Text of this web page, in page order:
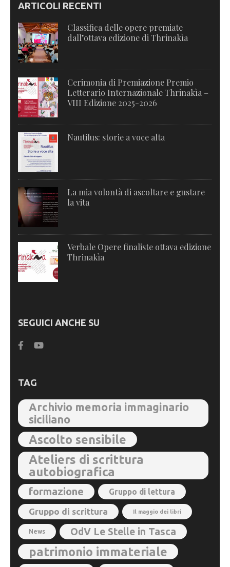
ARTICOLI RECENTI
Classifica delle opere premiate
dall’ottava edizione di Thrinakìa
Cerimonia di Premiazione Premio
Letterario Internazionale Thrinakìa –
VIII Edizione 2025-2026
Nautilus: storie a voce alta
La mia volontà di ascoltare e gustare
la vita
Verbale Opere finaliste ottava edizione
Thrinakìa
SEGUICI ANCHE SU
TAG
Archivio memoria immaginario
siciliano
Ascolto sensibile
Ateliers di scrittura
autobiografica
formazione Gruppo di lettura
Gruppo di scrittura Il maggio dei libri
News OdV Le Stelle in Tasca
patrimonio immateriale